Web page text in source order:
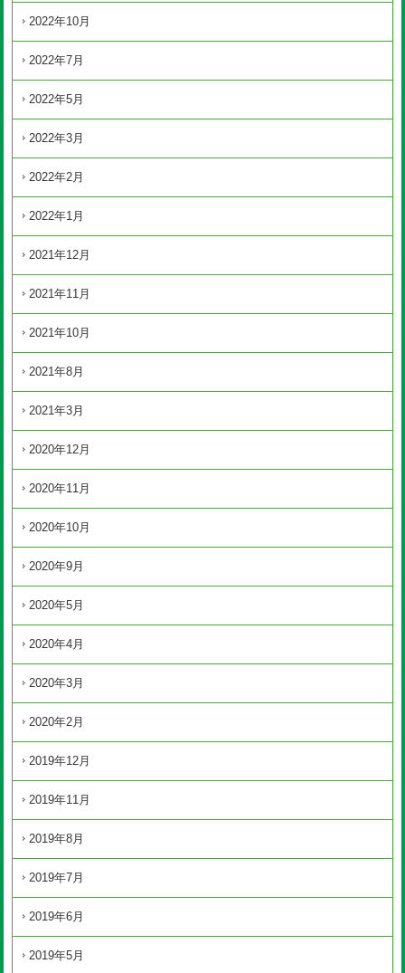
2022年10月
2022年7月
2022年5月
2022年3月
2022年2月
2022年1月
2021年12月
2021年11月
2021年10月
2021年8月
2021年3月
2020年12月
2020年11月
2020年10月
2020年9月
2020年5月
2020年4月
2020年3月
2020年2月
2019年12月
2019年11月
2019年8月
2019年7月
2019年6月
2019年5月